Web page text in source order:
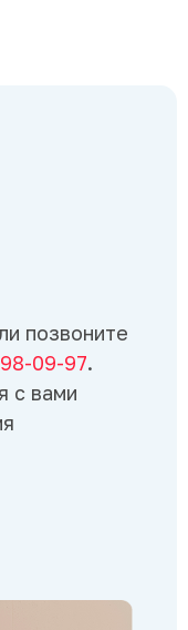
позвоните
09-97.
с вами